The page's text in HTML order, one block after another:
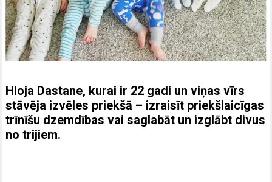
Hloja Dastane, kurai ir 22 gadi un viņas vīrs
stāvēja izvēles priekšā – izraisīt priekšlaicīgas
trīnīšu dzemdības vai saglabāt un izglābt divus
no trijiem.